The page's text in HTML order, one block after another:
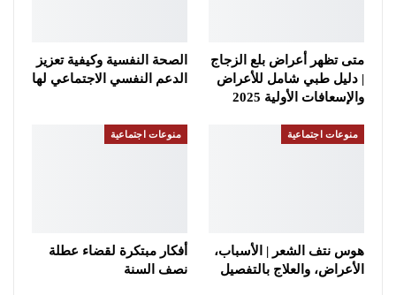
متى تظهر أعراض بلع الزجاج
| دليل طبي شامل للأعراض
والإسعافات الأولية 2025
الصحة النفسية وكيفية تعزيز
الدعم النفسي الاجتماعي لها
منوعات اجتماعية
هوس نتف الشعر | الأسباب،
الأعراض، والعلاج بالتفصيل
منوعات اجتماعية
أفكار مبتكرة لقضاء عطلة
نصف السنة